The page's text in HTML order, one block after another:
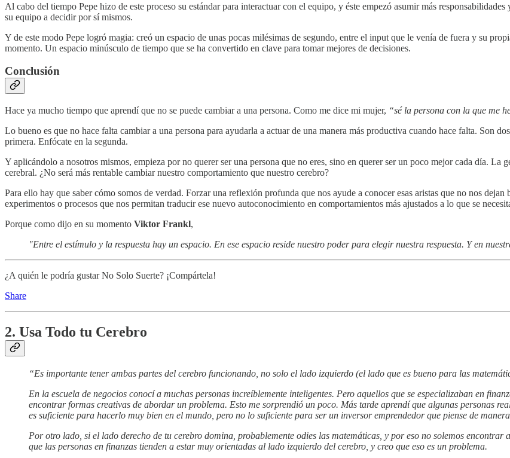
Al cabo del tiempo Pepe hizo de este proceso su estándar para interactuar con el equipo, y éste empezó asumir más
su equipo a decidir por sí mismos.
Y de este modo Pepe logró magia: creó un espacio de unas pocas milésimas de segundo, entre el input que le venía de fuera y su
momento. Un espacio minúsculo de tiempo que se ha convertido en clave para tomar mejores de decisiones.
Conclusión
Hace ya mucho tiempo que aprendí que no se puede cambiar a una persona. Como me dice mi mujer, “sé la persona con la que me
Lo bueno es que no hace falta cambiar a una persona para ayudarla a actuar de una manera más productiva cuando hace falta. Son
primera. Enfócate en la segunda.
Y aplicándolo a nosotros mismos, empieza por no querer ser una persona que no eres, sino en querer ser un poco mejor cada día.
cerebral. ¿No será más rentable cambiar nuestro comportamiento que nuestro cerebro?
Para ello hay que saber cómo somos de verdad. Forzar una reflexión profunda que nos ayude a conocer esas aristas que no nos
experimentos o procesos que nos permitan traducir ese nuevo autoconocimiento en comportamientos más ajustados a lo que se
Porque como dijo en su momento Viktor Frankl,
"Entre el estímulo y la respuesta hay un espacio. En ese espacio reside nuestro poder para elegir nuestra respuesta. Y en
¿A quién le podría gustar No Solo Suerte? ¡Compártela!
Share
2. Usa Todo tu Cerebro
“Es importante tener ambas partes del cerebro funcionando, no solo el lado izquierdo (el lado que es bueno para las
En la escuela de negocios conocí a muchas personas increíblemente inteligentes. Pero aquellos que se especializaban en
encontrar formas creativas de abordar un problema. Esto me sorprendió un poco. Más tarde aprendí que algunas personas
es suficiente para hacerlo muy bien en el mundo, pero no lo suficiente para ser un inversor emprendedor que piense de
Por otro lado, si el lado derecho de tu cerebro domina, probablemente odies las matemáticas, y por eso no solemos encontrar
que las personas en finanzas tienden a estar muy orientadas al lado izquierdo del cerebro, y creo que eso es un problema.